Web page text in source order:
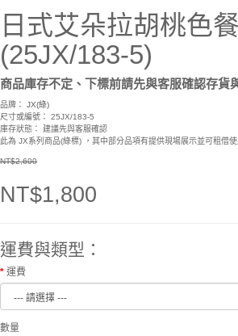
日式艾朵拉胡桃色
(25JX/183-5)
商品庫存不定、下標前請先與客服確認存貨
品牌： JX(綠)
尺寸或編號： 25JX/183-5
庫存狀態： 建議先與客服確認
此為 JX系列商品(綠標) ，其中部分品項有提供現場展示並可租借
NT$2,600
NT$1,800
運費與類型：
運費
數量